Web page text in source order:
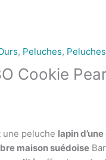
, Peluches,
Cookie
une peluche lapin
maison suédoise